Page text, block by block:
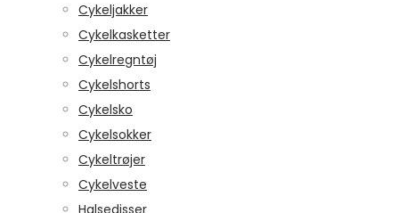
Cykeljakker
Cykelkasketter
Cykelregntøj
Cykelshorts
Cykelsko
Cykelsokker
Cykeltrøjer
Cykelveste
Halsedisser